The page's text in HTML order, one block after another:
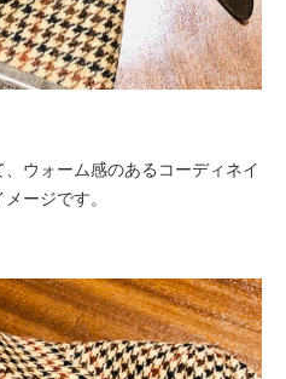
ウォーム感のあるコーディネイ
ージです。